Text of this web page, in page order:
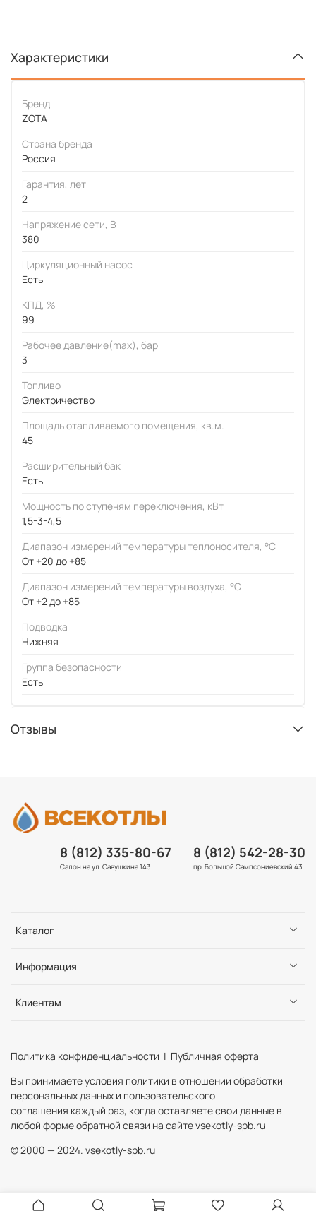
Характеристики
Бренд
ZOTA
Страна бренда
Россия
Гарантия, лет
2
Напряжение сети, В
380
Циркуляционный насос
Есть
КПД, %
99
Рабочее давление(max), бар
3
Топливо
Электричество
Площадь отапливаемого помещения, кв.м.
45
Расширительный бак
Есть
Мощность по ступеням переключения, кВт
1,5-3-4,5
Диапазон измерений температуры теплоносителя, °C
От +20 до +85
Диапазон измерений температуры воздуха, °C
От +2 до +85
Подводка
Нижняя
Группа безопасности
Есть
Отзывы
Каталог
Информация
Клиентам
8 (812) 335-80-67
Салон на ул. Савушкина 143
8 (812) 542-28-30
пр. Большой Сампсониевский 43
Политика конфиденциальности | Публичная оферта
Вы принимаете условия политики в отношении обработки
персональных данных и пользовательского
соглашения каждый раз, когда оставляете свои данные в
любой форме обратной связи на сайте vsekotly-spb.ru
© 2000 — 2024. vsekotly-spb.ru